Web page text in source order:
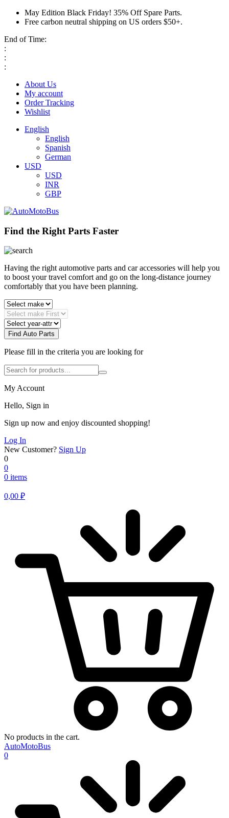
May Edition Black Friday! 35% Off Spare Parts.
Free carbon neutral shipping on US orders $50+.
End of Time:
:
:
:
About Us
My account
Order Tracking
Wishlist
English
English
Spanish
German
USD
USD
INR
GBP
Find the Right Parts Faster
Having the right automotive parts and car accessories will help you
to boost your travel comfort and go on the long-distance journey
comfortably that you have been planning.
Find Auto Parts
Please fill in the criteria you are looking for
My Account
Hello, Sign in
Sign up now and enjoy discounted shopping!
Log In
New Customer? Sign Up
0
0
0 items
0,00 ₽
No products in the cart.
AutoMotoBus
0